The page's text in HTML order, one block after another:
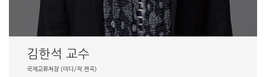
김한석 교수
국제교류처장 (미디/작.편곡)